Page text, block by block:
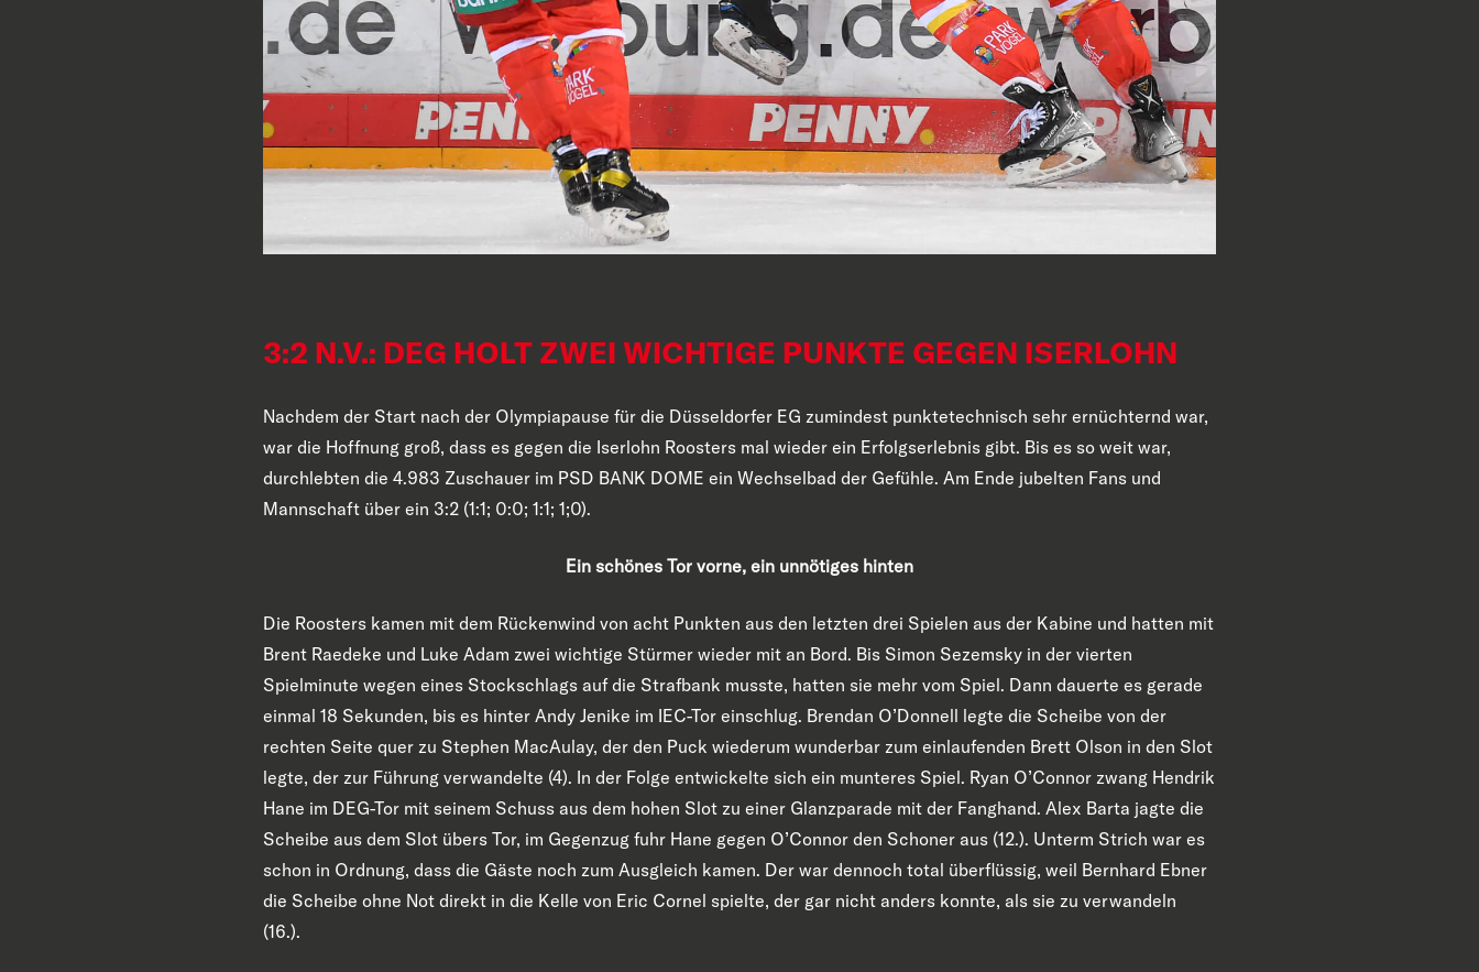
3:2 N.V.: DEG HOLT ZWEI WICHTIGE PUNKTE GEGEN ISERLOHN
Nachdem der Start nach der Olympiapause für die Düsseldorfer EG zumindest punktetechnisch sehr ernüchternd war,
war die Hoffnung groß, dass es gegen die Iserlohn Roosters mal wieder ein Erfolgserlebnis gibt. Bis es so weit war,
durchlebten die 4.983 Zuschauer im PSD BANK DOME ein Wechselbad der Gefühle. Am Ende jubelten Fans und
Mannschaft über ein 3:2 (1:1; 0:0; 1:1; 1;0).
Ein schönes Tor vorne, ein unnötiges hinten
Die Roosters kamen mit dem Rückenwind von acht Punkten aus den letzten drei Spielen aus der Kabine und hatten mit
Brent Raedeke und Luke Adam zwei wichtige Stürmer wieder mit an Bord. Bis Simon Sezemsky in der vierten
Spielminute wegen eines Stockschlags auf die Strafbank musste, hatten sie mehr vom Spiel. Dann dauerte es gerade
einmal 18 Sekunden, bis es hinter Andy Jenike im IEC-Tor einschlug. Brendan O’Donnell legte die Scheibe von der
rechten Seite quer zu Stephen MacAulay, der den Puck wiederum wunderbar zum einlaufenden Brett Olson in den Slot
legte, der zur Führung verwandelte (4). In der Folge entwickelte sich ein munteres Spiel. Ryan O’Connor zwang Hendrik
Hane im DEG-Tor mit seinem Schuss aus dem hohen Slot zu einer Glanzparade mit der Fanghand. Alex Barta jagte die
Scheibe aus dem Slot übers Tor, im Gegenzug fuhr Hane gegen O’Connor den Schoner aus (12.). Unterm Strich war es
schon in Ordnung, dass die Gäste noch zum Ausgleich kamen. Der war dennoch total überflüssig, weil Bernhard Ebner
die Scheibe ohne Not direkt in die Kelle von Eric Cornel spielte, der gar nicht anders konnte, als sie zu verwandeln
(16.).